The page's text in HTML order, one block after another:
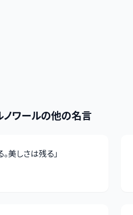
ノワールの他の名言
美しさは残る」